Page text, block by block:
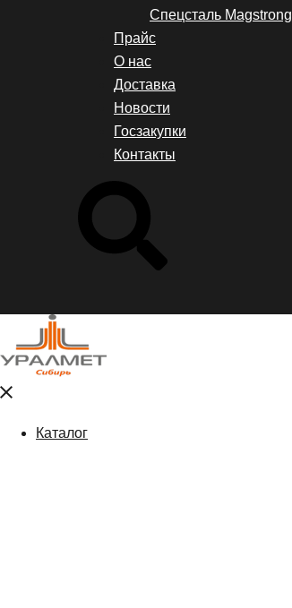
Спецсталь Magstrong
Прайс
О нас
Доставка
Новости
Госзакупки
Контакты
Search
Close
Каталог